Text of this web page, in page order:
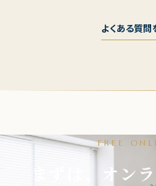
よくある質問
FREE
まずは、オン